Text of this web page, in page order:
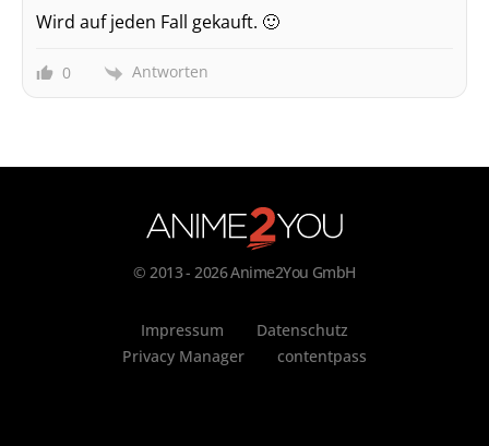
Wird auf jeden Fall gekauft. 🙂
0 Antworten
© 2013 - 2026 Anime2You GmbH
Impressum
Datenschutz
Privacy Manager
contentpass